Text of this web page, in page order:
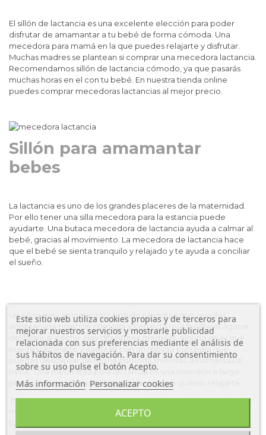
El sillón de lactancia es una excelente elección para poder
disfrutar de amamantar a tu bebé de forma cómoda. Una
mecedora para mamá en la que puedes relajarte y disfrutar.
Muchas madres se plantean si comprar una mecedora lactancia.
Recomendamos sillón de lactancia cómodo, ya que pasarás
muchas horas en el con tu bebé. En nuestra tienda online
puedes comprar mecedoras lactancias al mejor precio.
Sillón para amamantar
bebes
La lactancia es uno de los grandes placeres de la maternidad.
Por ello tener una silla mecedora para la estancia puede
ayudarte. Una butaca mecedora de lactancia ayuda a calmar al
bebé, gracias al movimiento. La mecedora de lactancia hace
que el bebé se sienta tranquilo y relajado y te ayuda a conciliar
el sueño.
Un sillón para amamantar también permitirá que puedas
adoptar una posición cómoda y correcta que facilite el agarre
del bebé al pecho. Hay diferentes modelos, alguno en el que
puedes reclinarte y cuentan con un reposa pies para que
puedas descansar de forma cómoda mientras amamantas al
bebé. Una mecedora para lactancia es una inversión a largo
plazo, ya que podrás utilizarla cada vez que quieras relajarte.
Incluso aunque no amamantes a tu bebé, tendrás una cómoda
mecedora para mamá. Desde el embarazo, podrás disfrutar de
Este sitio web utiliza cookies propias y de terceros para
mejorar nuestros servicios y mostrarle publicidad
relacionada con sus preferencias mediante el análisis de
sus hábitos de navegación. Para dar su consentimiento
sobre su uso pulse el botón Acepto.
Más información Personalizar cookies
ACEPTO